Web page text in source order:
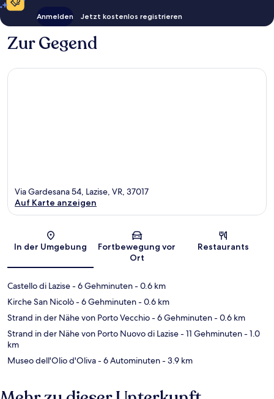
Anmelden Jetzt kostenlos registrieren
Zur Gegend
Karte
Via Gardesana 54, Lazise, VR, 37017
Auf Karte anzeigen
In der Umgebung
Fortbewegung vor
Ort
Restaurants
Castello di Lazise- 6 Gehminuten- 0.6 km
Kirche San Nicolò- 6 Gehminuten- 0.6 km
Strand in der Nähe von Porto Vecchio- 6 Gehminuten- 0.6 km
Strand in der Nähe von Porto Nuovo di Lazise- 11 Gehminuten- 1.0
km
Museo dell'Olio d'Oliva- 6 Autominuten- 3.9 km